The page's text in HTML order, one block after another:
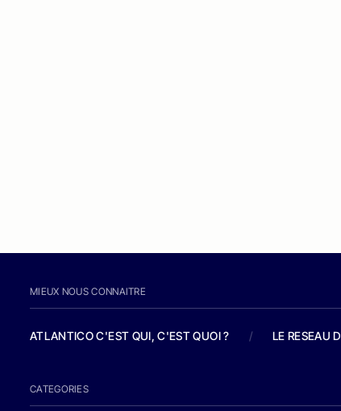
MIEUX NOUS CONNAITRE
ATLANTICO C'EST QUI, C'EST QUOI ? / LE RESEAU
CATEGORIES